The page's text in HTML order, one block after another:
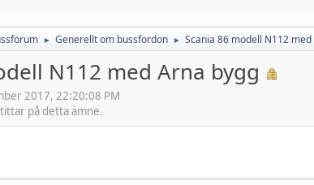
► Generellt om bussfordon ► Scania 86 modell N112
N112 med Arna bygg
2017, 22:20:08 PM
på detta ämne.